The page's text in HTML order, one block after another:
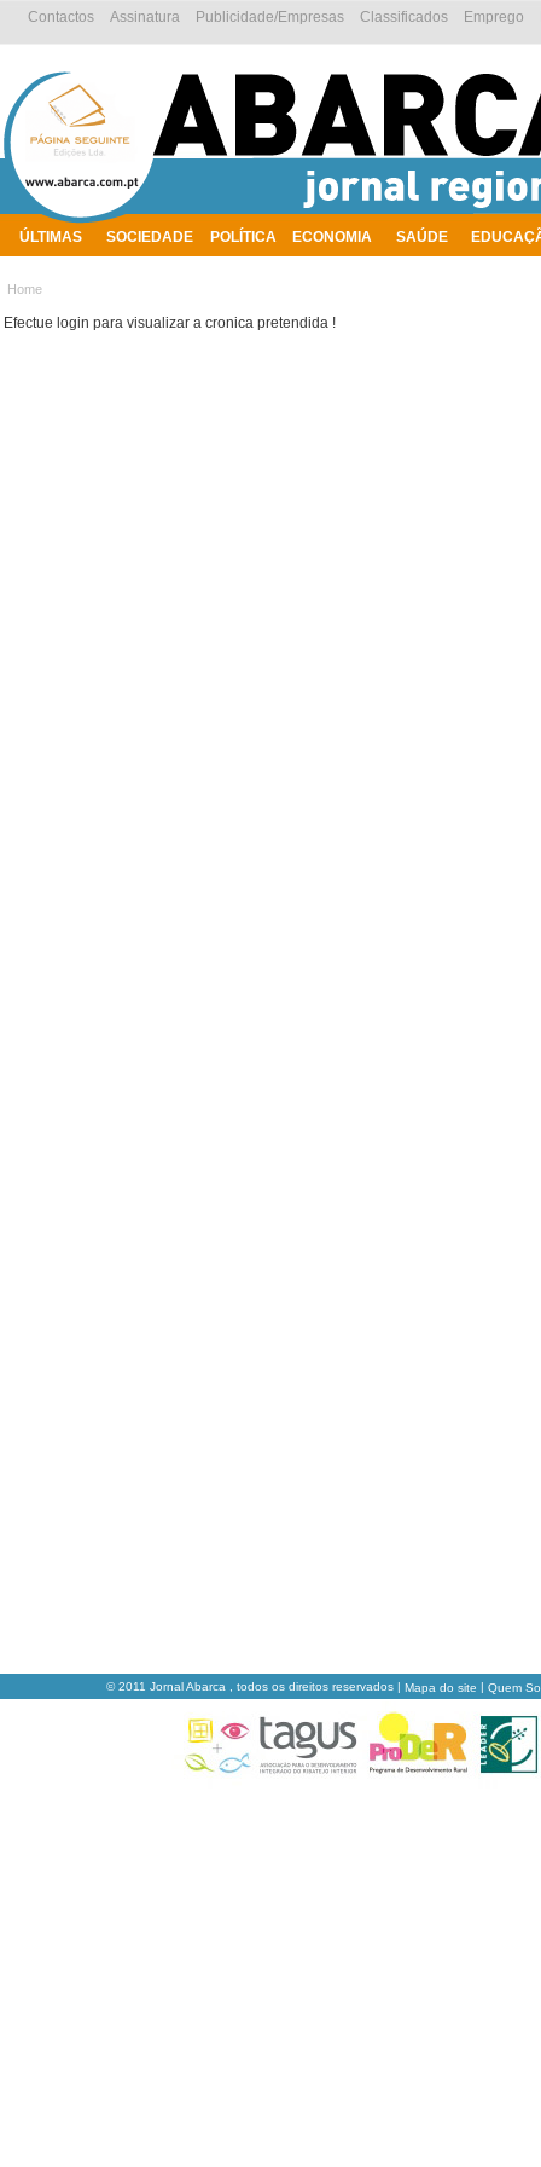
ÚLTIMAS SOCIEDADE POLÍTICA ECONOMIA SAÚDE
Emprego
Classificados
Publicidade/Empresas
Assinatura
Contactos
Home
Efectue login para visualizar a cronica pretendida !
© 2011 Jornal Abarca , todos os direitos reservados | Mapa do site | Quem